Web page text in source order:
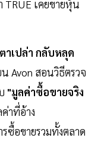
เคยขายหุ้น
เปล่า กลับหลุด
Avon สอนวิธีตรวจ
"มูลค่าซื้อขายจริง
าที่อ้าง
ซื้อขายรวมทั้งตลาด